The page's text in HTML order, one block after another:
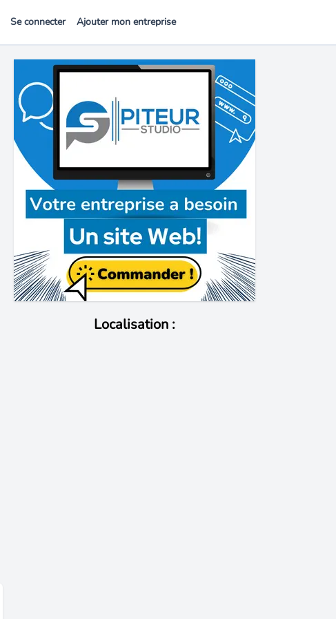
Se connecter Ajouter mon entreprise
Localisation :